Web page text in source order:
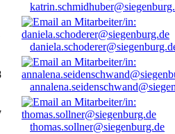
thomas.sollner@siegenburg.de